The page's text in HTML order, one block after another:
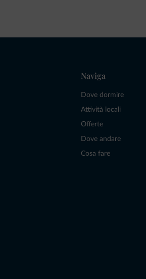
Naviga
Dove dormire
Attività locali
Offerte
Dove andare
Cosa fare